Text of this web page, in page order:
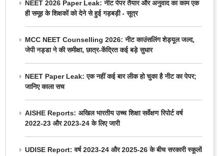
NEET 2026 Paper Leak: नीट पेपर तैयार और अनुवाद का काम एक
ही समूह के शिक्षकों को देने से हुई गड़बड़ी - सूत्र
MCC NEET Counselling 2026: नीट काउंसलिंग शेड्यूल जल्द,
जेपी नड्डा ने की समीक्षा, छात्र-केंद्रित कई बड़े सुधार
NEET Paper Leak: एक नहीं कई बार लीक हो चुका है नीट का पेपर;
जानिए काला सच
AISHE Reports: अखिल भारतीय उच्च शिक्षा सर्वेक्षण रिपोर्ट वर्ष
2022-23 और 2023-24 के लिए जारी
UDISE Report: वर्ष 2023-24 और 2025-26 के बीच सरकारी स्कूलों